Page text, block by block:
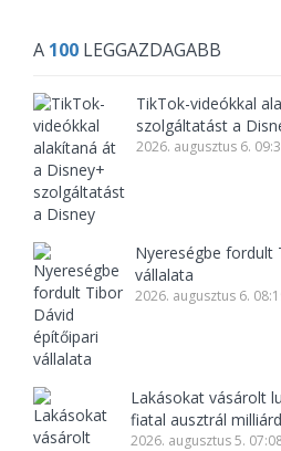
A 100 LEGGAZDAGABB
TikTok-videókkal
szolgáltatást a
2026. augusztus 6.
Nyereségbe fordult
vállalata
2026. augusztus 6.
Lakásokat vásárolt
fiatal ausztrál
2026. augusztus 5.